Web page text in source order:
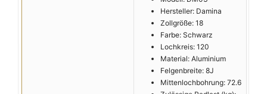
Hersteller: Damina
Zollgröße: 18
Farbe: Schwarz
Lochkreis: 120
Material: Aluminium
Felgenbreite: 8J
Mittenlochbohrung: 72.6